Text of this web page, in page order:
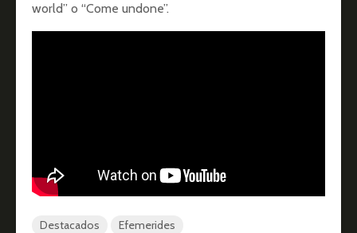
world” o “Come undone”.
Destacados Efemerides